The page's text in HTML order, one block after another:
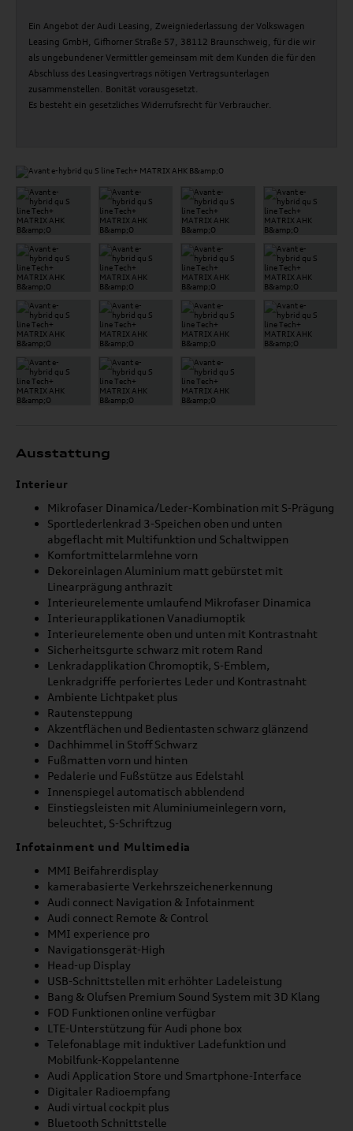
Ein Angebot der Audi Leasing, Zweigniederlassung der Volkswagen
Leasing GmbH, Gifhorner Straße 57, 38112 Braunschweig, für die wir
als ungebundener Vermittler gemeinsam mit dem Kunden die für den
Abschluss des Leasingvertrags nötigen Vertragsunterlagen
zusammenstellen. Bonität vorausgesetzt.
Es besteht ein gesetzliches Widerrufsrecht für Verbraucher.
Ausstattung
Interieur
Mikrofaser Dinamica/Leder-Kombination mit S-Prägung
Sportlederlenkrad 3-Speichen oben und unten
abgeflacht mit Multifunktion und Schaltwippen
Komfortmittelarmlehne vorn
Dekoreinlagen Aluminium matt gebürstet mit
Linearprägung anthrazit
Interieurelemente umlaufend Mikrofaser Dinamica
Interieurapplikationen Vanadiumoptik
Interieurelemente oben und unten mit Kontrastnaht
Sicherheitsgurte schwarz mit rotem Rand
Lenkradapplikation Chromoptik, S-Emblem,
Lenkradgriffe perforiertes Leder und Kontrastnaht
Ambiente Lichtpaket plus
Rautensteppung
Akzentflächen und Bedientasten schwarz glänzend
Dachhimmel in Stoff Schwarz
Fußmatten vorn und hinten
Pedalerie und Fußstütze aus Edelstahl
Innenspiegel automatisch abblendend
Einstiegsleisten mit Aluminiumeinlegern vorn,
beleuchtet, S-Schriftzug
Infotainment und Multimedia
MMI Beifahrerdisplay
kamerabasierte Verkehrszeichenerkennung
Audi connect Navigation & Infotainment
Audi connect Remote & Control
MMI experience pro
Navigationsgerät-High
Head-up Display
USB-Schnittstellen mit erhöhter Ladeleistung
Bang & Olufsen Premium Sound System mit 3D Klang
FOD Funktionen online verfügbar
LTE-Unterstützung für Audi phone box
Telefonablage mit induktiver Ladefunktion und
Mobilfunk-Koppelantenne
Audi Application Store und Smartphone-Interface
Digitaler Radioempfang
Audi virtual cockpit plus
Bluetooth Schnittstelle